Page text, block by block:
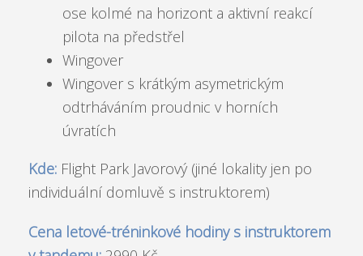
ose kolmé na horizont a aktivní reakcí
pilota na předstřel
Wingover
Wingover s krátkým asymetrickým
odtrháváním proudnic v horních
úvratích
Kde: Flight Park Javorový (jiné lokality jen po
individuální domluvě s instruktorem)
Cena letové-tréninkové hodiny s instruktorem